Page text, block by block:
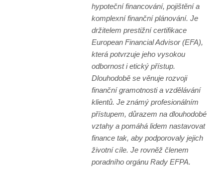
hypoteční financování, pojištění a
komplexní finanční plánování. Je
držitelem prestižní certifikace
European Financial Advisor (EFA),
která potvrzuje jeho vysokou
odbornost i etický přístup.
Dlouhodobě se věnuje rozvoji
finanční gramotnosti a vzdělávání
klientů. Je známý profesionálním
přístupem, důrazem na dlouhodobé
vztahy a pomáhá lidem nastavovat
finance tak, aby podporovaly jejich
životní cíle. Je rovněž členem
poradního orgánu Rady EFPA.